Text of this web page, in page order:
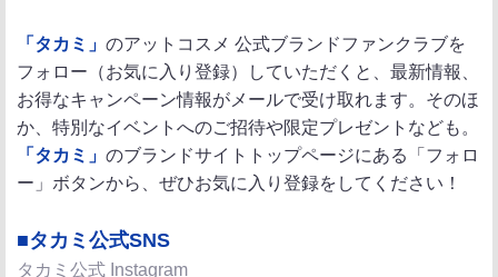
「タカミ」 のアットコスメ 公式ブランドファンクラブを
フォロー（お気に入り登録）していただくと、最新情報、
お得なキャンペーン情報がメールで受け取れます。そのほ
か、特別なイベントへのご招待や限定プレゼントなども。
「タカミ」 のブランドサイトトップページにある「フォロ
ー」ボタンから、ぜひお気に入り登録をしてください！
■タカミ公式SNS
タカミ公式 Instagram